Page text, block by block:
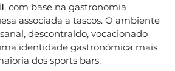
, com base na gastronomia
associada a tascos. O ambiente
descontraído, vocacionado
identidade gastronómica mais
dos sports bars.